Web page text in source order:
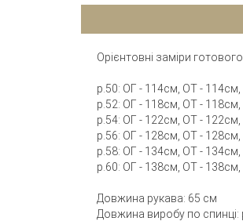
Орієнтовні заміри
р.50: ОГ - 114см, ОТ -
р.52: ОГ - 118см, ОТ -
р.54: ОГ - 122см, ОТ -
р.56: ОГ - 128см, ОТ -
р.58: ОГ - 134см, ОТ -
р.60: ОГ - 138см, ОТ -
Довжина рукава: 65 см
Довжина виробу по спинці: